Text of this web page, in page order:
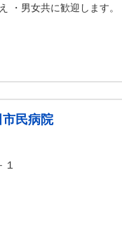
・男女共に歓迎します
民病院